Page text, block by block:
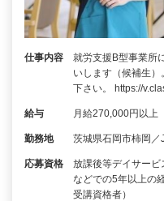
仕事内容
就労支援B型事業所
いします（候補生
下さい。 https://
給与 月給270,000円以上
勤務地 茨城県石岡市柿岡
応募資格
放課後等デイサー
などでの5年以上の
受講資格者）